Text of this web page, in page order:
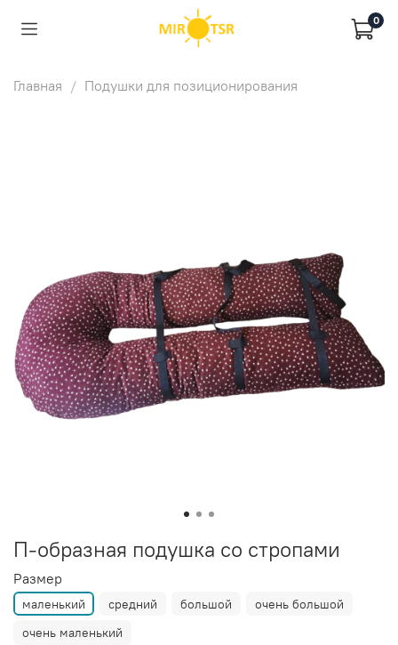
0
Главная Подушки для позиционирования
П-образная подушка со стропами
Размер
маленький средний большой
очень большой
очень маленький